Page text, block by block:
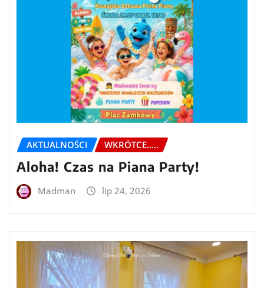
AKTUALNOŚCI WKRÓTCE.....
Aloha! Czas na Piana Party!
Madman lip 24, 2026